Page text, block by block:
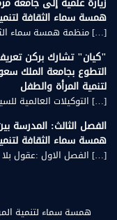
همسة سماء الثقافة
[…] منظمة همسة سماء
"كيان" تشارك بركن
التطوع بجامعة الملك
لتنمية المرأة والطفل
[…] التوكيلات العالمية
الفصل الثالث: المدرسة
همسة سماء الثقافة
[…] الفصل الاول :عقول
همسة سماء لتنمية